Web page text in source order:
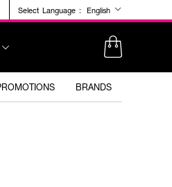
Select Language : English
BRANDS